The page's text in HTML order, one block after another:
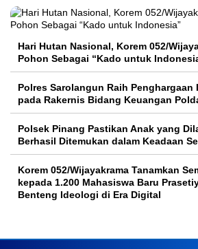
Hari Hutan Nasional, Korem 052/
Pohon Sebagai “Kado untuk
Polres Sarolangun Raih Penghargaan
pada Rakernis Bidang Keuangan
Polsek Pinang Pastikan Anak yang
Berhasil Ditemukan dalam Keadaan
Korem 052/Wijayakrama Tanamkan
kepada 1.200 Mahasiswa Baru
Benteng Ideologi di Era Digital